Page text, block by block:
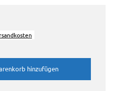
hinzufügen